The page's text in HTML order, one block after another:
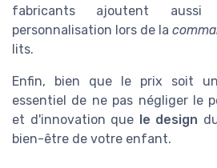
fabricants ajoutent
personnalisation lors de la
lits.
Enfin, bien que le prix soit
essentiel de ne pas négliger le
et d'innovation que le design
bien-être de votre enfant.